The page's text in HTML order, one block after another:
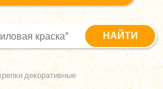
декоративные